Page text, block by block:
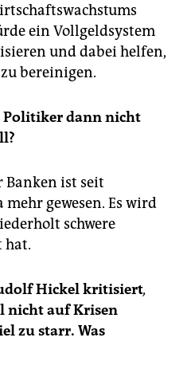
ein Vollgeldsystem
und dabei helfen,
bereinigen.
Politiker dann nicht
Banken ist seit
gewesen. Es wird
schwere
hat.
Hickel kritisiert,
nicht auf Krisen
zu starr. Was